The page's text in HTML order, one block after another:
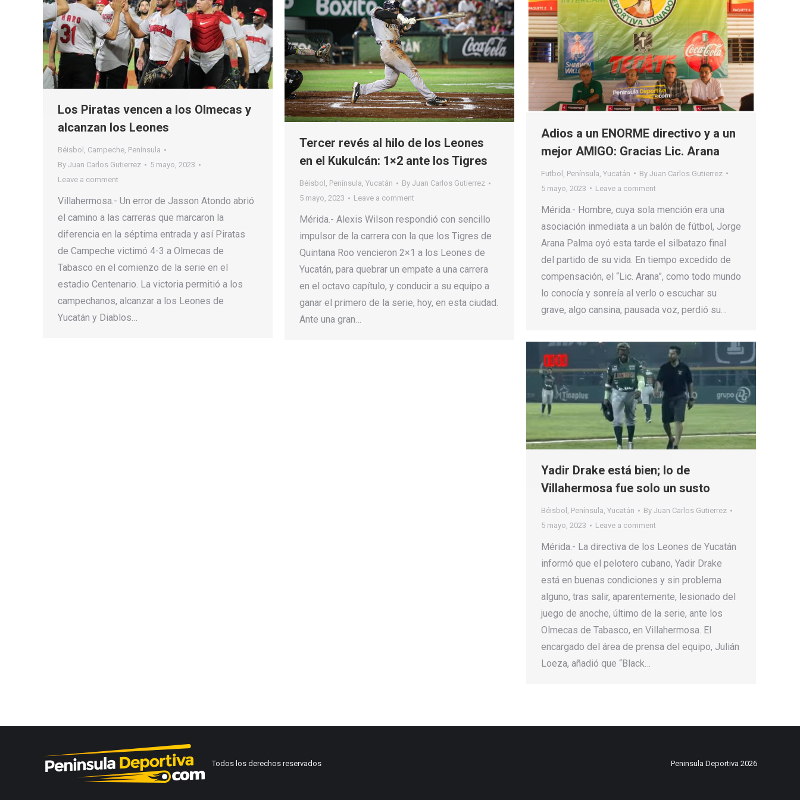
Los Piratas vencen a los Olmecas y
alcanzan los Leones
Béisbol , Campeche, Península
By Juan Carlos Gutierrez
5 mayo, 2023
Leave a comment
Villahermosa.- Un error de Jasson Atondo abrió
el camino a las carreras que marcaron la
diferencia en la séptima entrada y así Piratas
de Campeche victimó 4-3 a Olmecas de
Tabasco en el comienzo de la serie en el
estadio Centenario. La victoria permitió a los
campechanos, alcanzar a los Leones de
Yucatán y Diablos…
Tercer revés al hilo de los Leones
en el Kukulcán: 1×2 ante los Tigres
Béisbol , Península, Yucatán By Juan Carlos Gutierrez
5 mayo, 2023
Leave a comment
Mérida.- Alexis Wilson respondió con sencillo
impulsor de la carrera con la que los Tigres de
Quintana Roo vencieron 2×1 a los Leones de
Yucatán, para quebrar un empate a una carrera
en el octavo capítulo, y conducir a su equipo a
ganar el primero de la serie, hoy, en esta ciudad.
Ante una gran…
Adios a un ENORME directivo y a un
mejor AMIGO: Gracias Lic. Arana
Futbol Península Yucatán By Juan Carlos Gutierrez
5 mayo, 2023
Leave a comment
Mérida.- Hombre, cuya sola mención era una
asociación inmediata a un balón de fútbol, Jorge
Arana Palma oyó esta tarde el silbatazo final
del partido de su vida. En tiempo excedido de
compensación, el “Lic. Arana”, como todo mundo
lo conocía y sonreía al verlo o escuchar su
grave, algo cansina, pausada voz, perdió su…
Yadir Drake está bien; lo de
Villahermosa fue solo un susto
Béisbol , Península, Yucatán By Juan Carlos Gutierrez
5 mayo, 2023
Leave a comment
Mérida.- La directiva de los Leones de Yucatán
informó que el pelotero cubano, Yadir Drake
está en buenas condiciones y sin problema
alguno, tras salir, aparentemente, lesionado del
juego de anoche, último de la serie, ante los
Olmecas de Tabasco, en Villahermosa. El
encargado del área de prensa del equipo, Julián
Loeza, añadió que “Black…
Todos los derechos reservados Peninsula Deportiva 2026